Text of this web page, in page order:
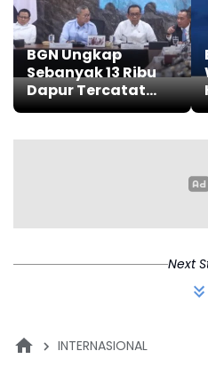
BGN Ungkap
Sebanyak 13 Ribu
Dapur Tercatat
Masih Berada
Tahapan Verifikasi
Next
INTERNASIONAL